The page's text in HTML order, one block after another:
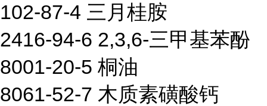
102-87-4 三月桂胺
2416-94-6 2,3,6-三甲基苯酚
8001-20-5 桐油
8061-52-7 木质素磺酸钙